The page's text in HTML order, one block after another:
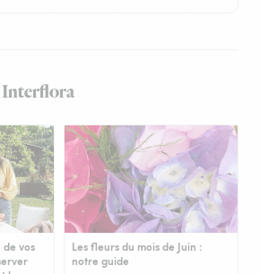
vos
Les fleurs du mois de Juin :
notre guide